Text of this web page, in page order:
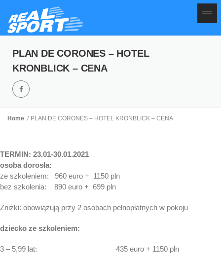
PLAN DE CORONES – HOTEL
KRONBLICK – CENA
Home PLAN DE CORONES – HOTEL KRONBLICK – CENA
TERMIN: 23.01-30.01.2021
osoba dorosła:
ze szkoleniem: 960 euro + 1150 pln
bez szkolenia: 890 euro + 699 pln
Zniżki: obowiązują przy 2 osobach pełnopłatnych w pokoju
dziecko ze szkoleniem:
3 – 5,99 lat: 435 euro + 1150 pln